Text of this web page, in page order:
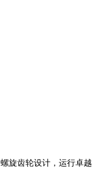
螺旋齿轮设计，运行卓越